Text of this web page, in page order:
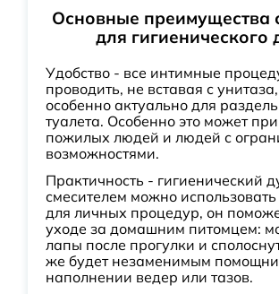
Основные преимущества
для гигиенического
Удобство - все интимные
проводить, не вставая с
особенно актуально для
туалета. Особенно это может
пожилых людей и людей с
возможностями.
Практичность - гигиенический
смесителем можно использовать
для личных процедур, он
уходе за домашним питомцем:
лапы после прогулки и
же будет незаменимым
наполнении ведер или тазов.